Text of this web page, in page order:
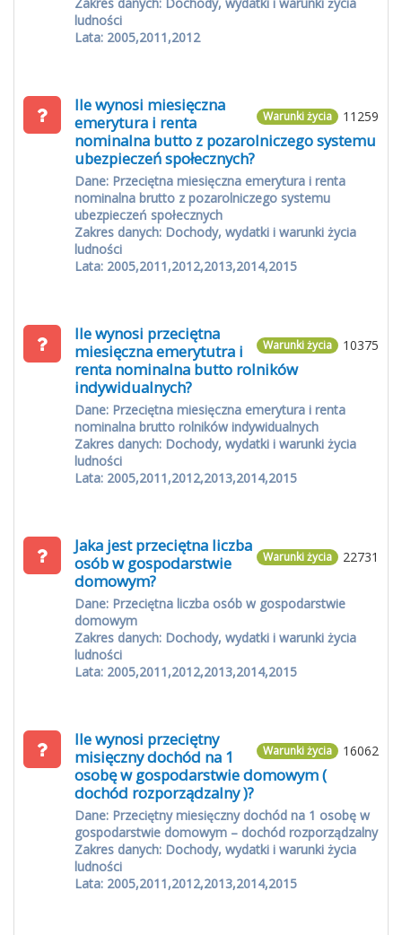
ludności
Lata: 2005,2011,2012
11259
Warunki życia
Ile wynosi miesięczna
emerytura i renta
nominalna butto z pozarolniczego systemu
ubezpieczeń społecznych?
Dane: Przeciętna miesięczna emerytura i renta
nominalna brutto z pozarolniczego systemu
ubezpieczeń społecznych
Zakres danych: Dochody, wydatki i warunki życia
ludności
Lata: 2005,2011,2012,2013,2014,2015
10375
Warunki życia
Ile wynosi przeciętna
miesięczna emerytutra i
renta nominalna butto rolników
indywidualnych?
Dane: Przeciętna miesięczna emerytura i renta
nominalna brutto rolników indywidualnych
Zakres danych: Dochody, wydatki i warunki życia
ludności
Lata: 2005,2011,2012,2013,2014,2015
22731
Warunki życia
Jaka jest przeciętna liczba
osób w gospodarstwie
domowym?
Dane: Przeciętna liczba osób w gospodarstwie
domowym
Zakres danych: Dochody, wydatki i warunki życia
ludności
Lata: 2005,2011,2012,2013,2014,2015
16062
Warunki życia
Ile wynosi przeciętny
misięczny dochód na 1
osobę w gospodarstwie domowym (
dochód rozporządzalny )?
Dane: Przeciętny miesięczny dochód na 1 osobę w
gospodarstwie domowym – dochód rozporządzalny
Zakres danych: Dochody, wydatki i warunki życia
ludności
Lata: 2005,2011,2012,2013,2014,2015